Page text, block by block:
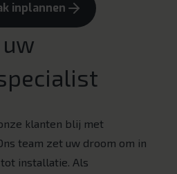
inplannen
uw
klanten blij met
team zet uw droom om in
installatie. Als